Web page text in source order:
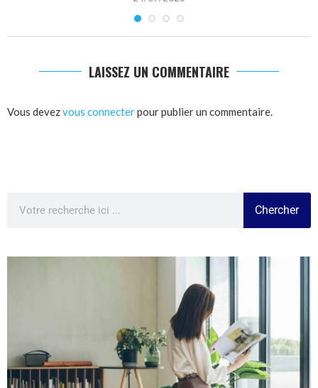
LAISSEZ UN COMMENTAIRE
Vous devezvous connecterpour publier un commentaire.
Chercher